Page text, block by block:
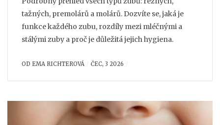
tažných, premolárů a molárů. Dozvíte se, jaká je
funkce každého zubu, rozdíly mezi mléčnými a
stálými zuby a proč je důležitá jejich hygiena.
OD EMA RICHTEROVÁ ČEC, 3 2026